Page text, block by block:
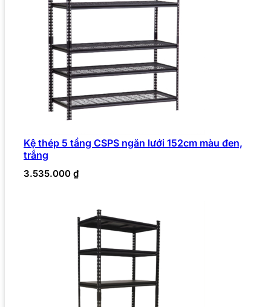
Kệ thép 5 tầng CSPS ngăn lưới 152cm màu đen,
trắng
3.535.000 ₫